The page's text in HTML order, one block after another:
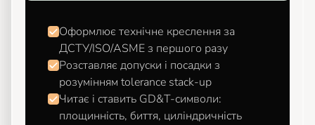
Оформлює технічне креслення за
ДСТУ/ISO/ASME з першого разу
Розставляє допуски і посадки з
розумінням tolerance stack-up
Читає і ставить GD&T-символи:
площинність, биття, циліндричність